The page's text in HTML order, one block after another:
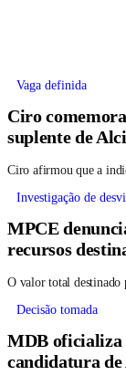
Vaga definida
Ciro
suplente de
Ciro afirmou que a
Investigação de
MPCE
recursos
O valor total destinado
Decisão tomada
MDB oficializa
candidatura de